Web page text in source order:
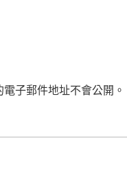
子郵件地址不會公開。